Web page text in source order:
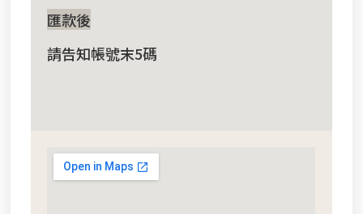
匯款後
請告知帳號末5碼